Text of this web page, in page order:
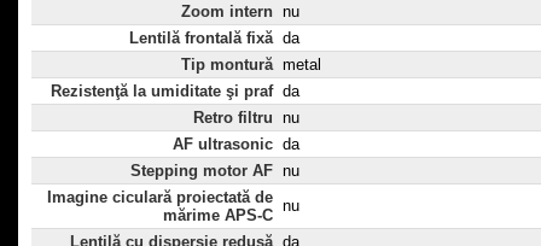
Zoom intern nu
Lentilă frontală fixă da
Tip montură metal
Rezistenţă la umiditate şi praf da
Retro filtru nu
AF ultrasonic da
Stepping motor AF nu
Imagine ciculară proiectată de
mărime APS-C
nu
Lentilă cu dispersie redusă da